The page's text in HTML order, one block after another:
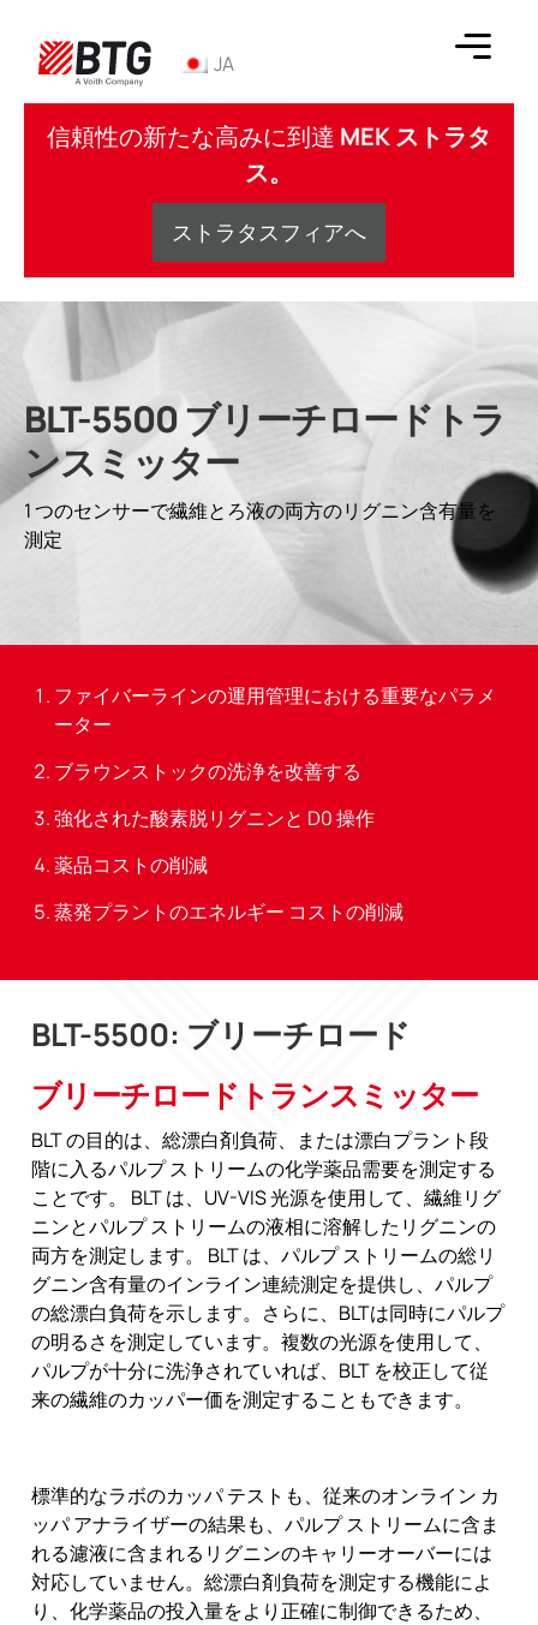
JA
信頼性の新たな高みに到達 MEK ストラタ
ス。
ストラタスフィアへ
BLT-5500 ブリーチロードトラ
ンスミッター
1 つのセンサーで繊維とろ液の両方のリグニン含有量を
測定
ファイバーラインの運用管理における重要なパラメ
ーター
ブラウンストックの洗浄を改善する
強化された酸素脱リグニンと D0 操作
薬品コストの削減
蒸発プラントのエネルギー コストの削減
BLT-5500: ブリーチロード
ブリーチロードトランスミッター
BLT の目的は、総漂白剤負荷、または漂白プラント段
階に入るパルプ ストリームの化学薬品需要を測定する
ことです。 BLT は、UV-VIS 光源を使用して、繊維リグ
ニンとパルプ ストリームの液相に溶解したリグニンの
両方を測定します。 BLT は、パルプ ストリームの総リ
グニン含有量のインライン連続測定を提供し、パルプ
の総漂白負荷を示します。さらに、BLTは同時にパルプ
の明るさを測定しています。複数の光源を使用して、
パルプが十分に洗浄されていれば、BLT を校正して従
来の繊維のカッパー価を測定することもできます。
標準的なラボのカッパ テストも、従来のオンライン カ
ッパ アナライザーの結果も、パルプ ストリームに含ま
れる濾液に含まれるリグニンのキャリーオーバーには
対応していません。総漂白剤負荷を測定する機能によ
り、化学薬品の投入量をより正確に制御できるため、